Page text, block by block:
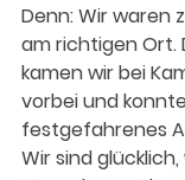
Denn: Wir waren
am richtigen Ort.
kamen wir bei
vorbei und
festgefahrenes
Wir sind